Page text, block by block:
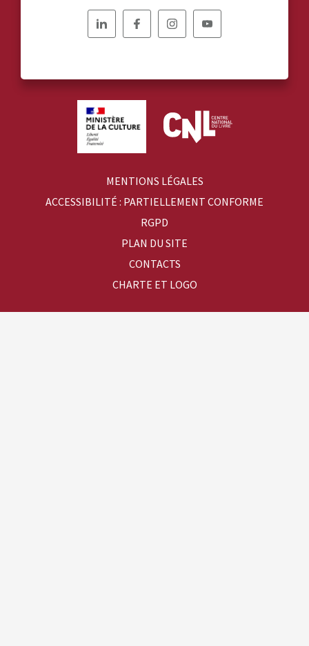
Nous
Nous
Nous
Nous
MENTIONS LÉGALES
ACCESSIBILITÉ : PARTIELLEMENT CONFORME
RGPD
PLAN DU SITE
CONTACTS
CHARTE ET LOGO